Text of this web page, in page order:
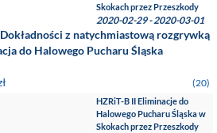
Skokach przez Przeszkody
2020-02-29 - 2020-03-01
z natychmiastową rozgrywką
do Halowego Pucharu Śląska
(20)
HZRiT-B II Eliminacje do
Halowego Pucharu Śląska w
Skokach przez Przeszkody